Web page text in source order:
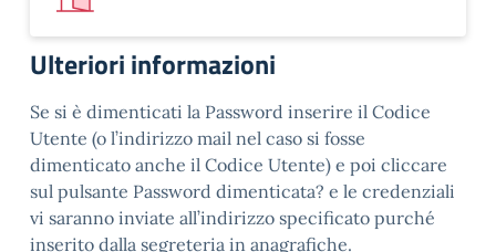
Ulteriori informazioni
Se si è dimenticati la Password inserire il Codice
Utente (o l’indirizzo mail nel caso si fosse
dimenticato anche il Codice Utente) e poi cliccare
sul pulsante Password dimenticata? e le credenziali
vi saranno inviate all’indirizzo specificato purché
inserito dalla segreteria in anagrafiche.